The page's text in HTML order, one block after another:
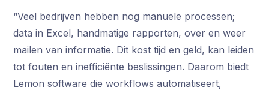
“Veel bedrijven hebben nog manuele processen;
data in Excel, handmatige rapporten, over en weer
mailen van informatie. Dit kost tijd en geld, kan leiden
tot fouten en inefficiënte beslissingen. Daarom biedt
Lemon software die workflows automatiseert,